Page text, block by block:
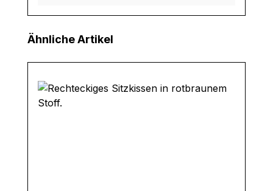
Produktgalerie überspringen
Ähnliche Artikel